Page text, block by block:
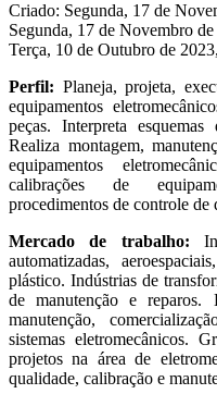
Criado: Segunda, 17 de
Segunda, 17 de Novembro
Terça, 10 de Outubro de
Perfil: Planeja, projeta,
equipamentos
peças. Interpreta
Realiza montagem,
equipamentos
calibrações de
procedimentos de controle de
Mercado de trabalho:
automatizadas,
plástico. Indústrias de
de manutenção e reparos.
manutenção,
sistemas eletromecânicos.
projetos na área de
qualidade, calibração e